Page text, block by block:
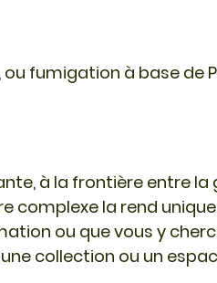
ou fumigation à base de
à la frontière entre la
complexe la rend
ou que vous y
collection ou un